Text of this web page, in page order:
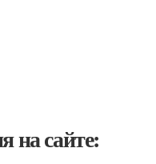
на сайте: